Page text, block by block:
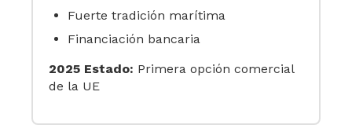
Fuerte tradición marítima
Financiación bancaria
2025 Estado: Primera opción comercial
de la UE